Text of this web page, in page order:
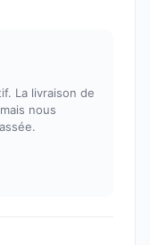
La livraison de
nous